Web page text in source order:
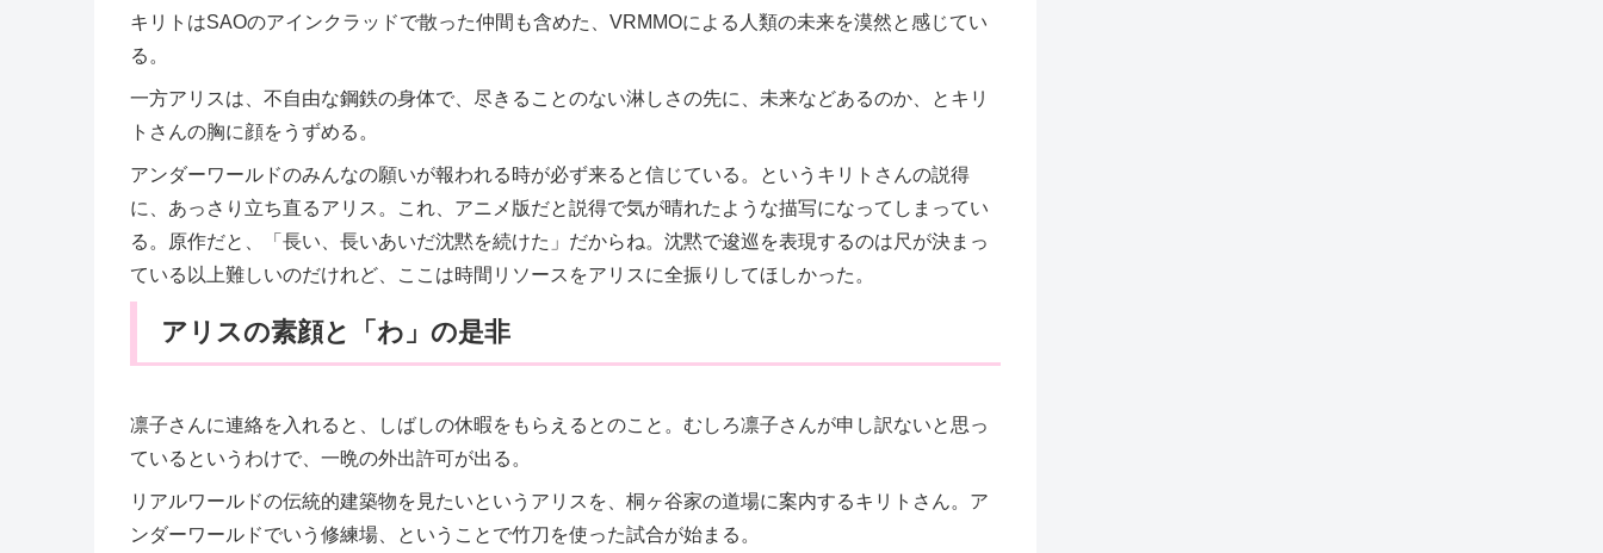
キリトはSAOのアインクラッドで散った仲間も含めた、VRMMOによる人類の未来を漠然と感じてい
る。
一方アリスは、不自由な鋼鉄の身体で、尽きることのない淋しさの先に、未来などあるのか、とキリ
トさんの胸に顔をうずめる。
アンダーワールドのみんなの願いが報われる時が必ず来ると信じている。というキリトさんの説得
に、あっさり立ち直るアリス。これ、アニメ版だと説得で気が晴れたような描写になってしまってい
る。原作だと、「長い、長いあいだ沈黙を続けた」だからね。沈黙で逡巡を表現するのは尺が決まっ
ている以上難しいのだけれど、ここは時間リソースをアリスに全振りしてほしかった。
アリスの素顔と「わ」の是非
凛子さんに連絡を入れると、しばしの休暇をもらえるとのこと。むしろ凛子さんが申し訳ないと思っ
ているというわけで、一晩の外出許可が出る。
リアルワールドの伝統的建築物を見たいというアリスを、桐ヶ谷家の道場に案内するキリトさん。ア
ンダーワールドでいう修練場、ということで竹刀を使った試合が始まる。